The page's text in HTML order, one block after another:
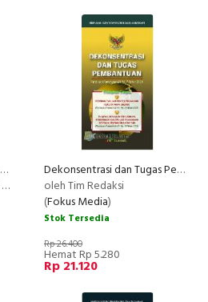
Tips Meraih Kesempurnaan Puasa PROMO
Dekonsentrasi dan Tugas Pembantuan
oleh Tim Redaksi
(Fokus Media)
Stok Tersedia
Rp 26.400
Hemat Rp 5.280
Rp 21.120